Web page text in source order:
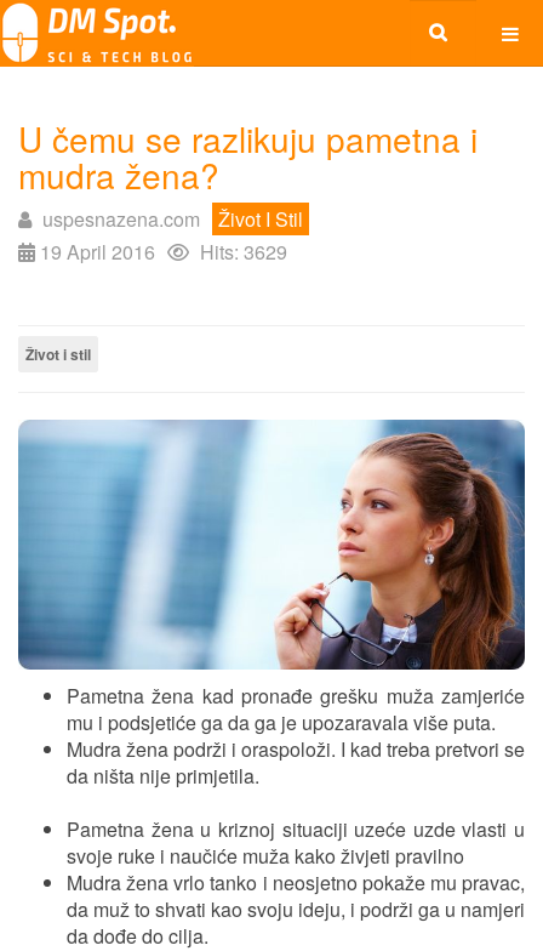
U čemu se razlikuju pametna i
mudra žena?
uspesnazena.com
Život I Stil
19 April 2016
Hits: 3629
Život i stil
Pametna žena kad pronađe grešku muža zamjeriće
mu i podsjetiće ga da ga je upozaravala više puta.
Mudra žena podrži i oraspoloži. I kad treba pretvori se
da ništa nije primjetila.
Pametna žena u kriznoj situaciji uzeće uzde vlasti u
svoje ruke i naučiće muža kako živjeti pravilno
Mudra žena vrlo tanko i neosjetno pokaže mu pravac,
da muž to shvati kao svoju ideju, i podrži ga u namjeri
da dođe do cilja.